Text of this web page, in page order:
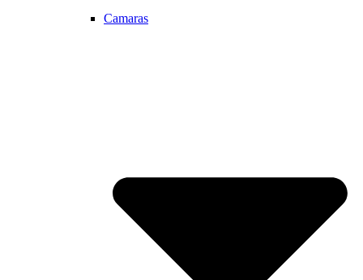
Camaras